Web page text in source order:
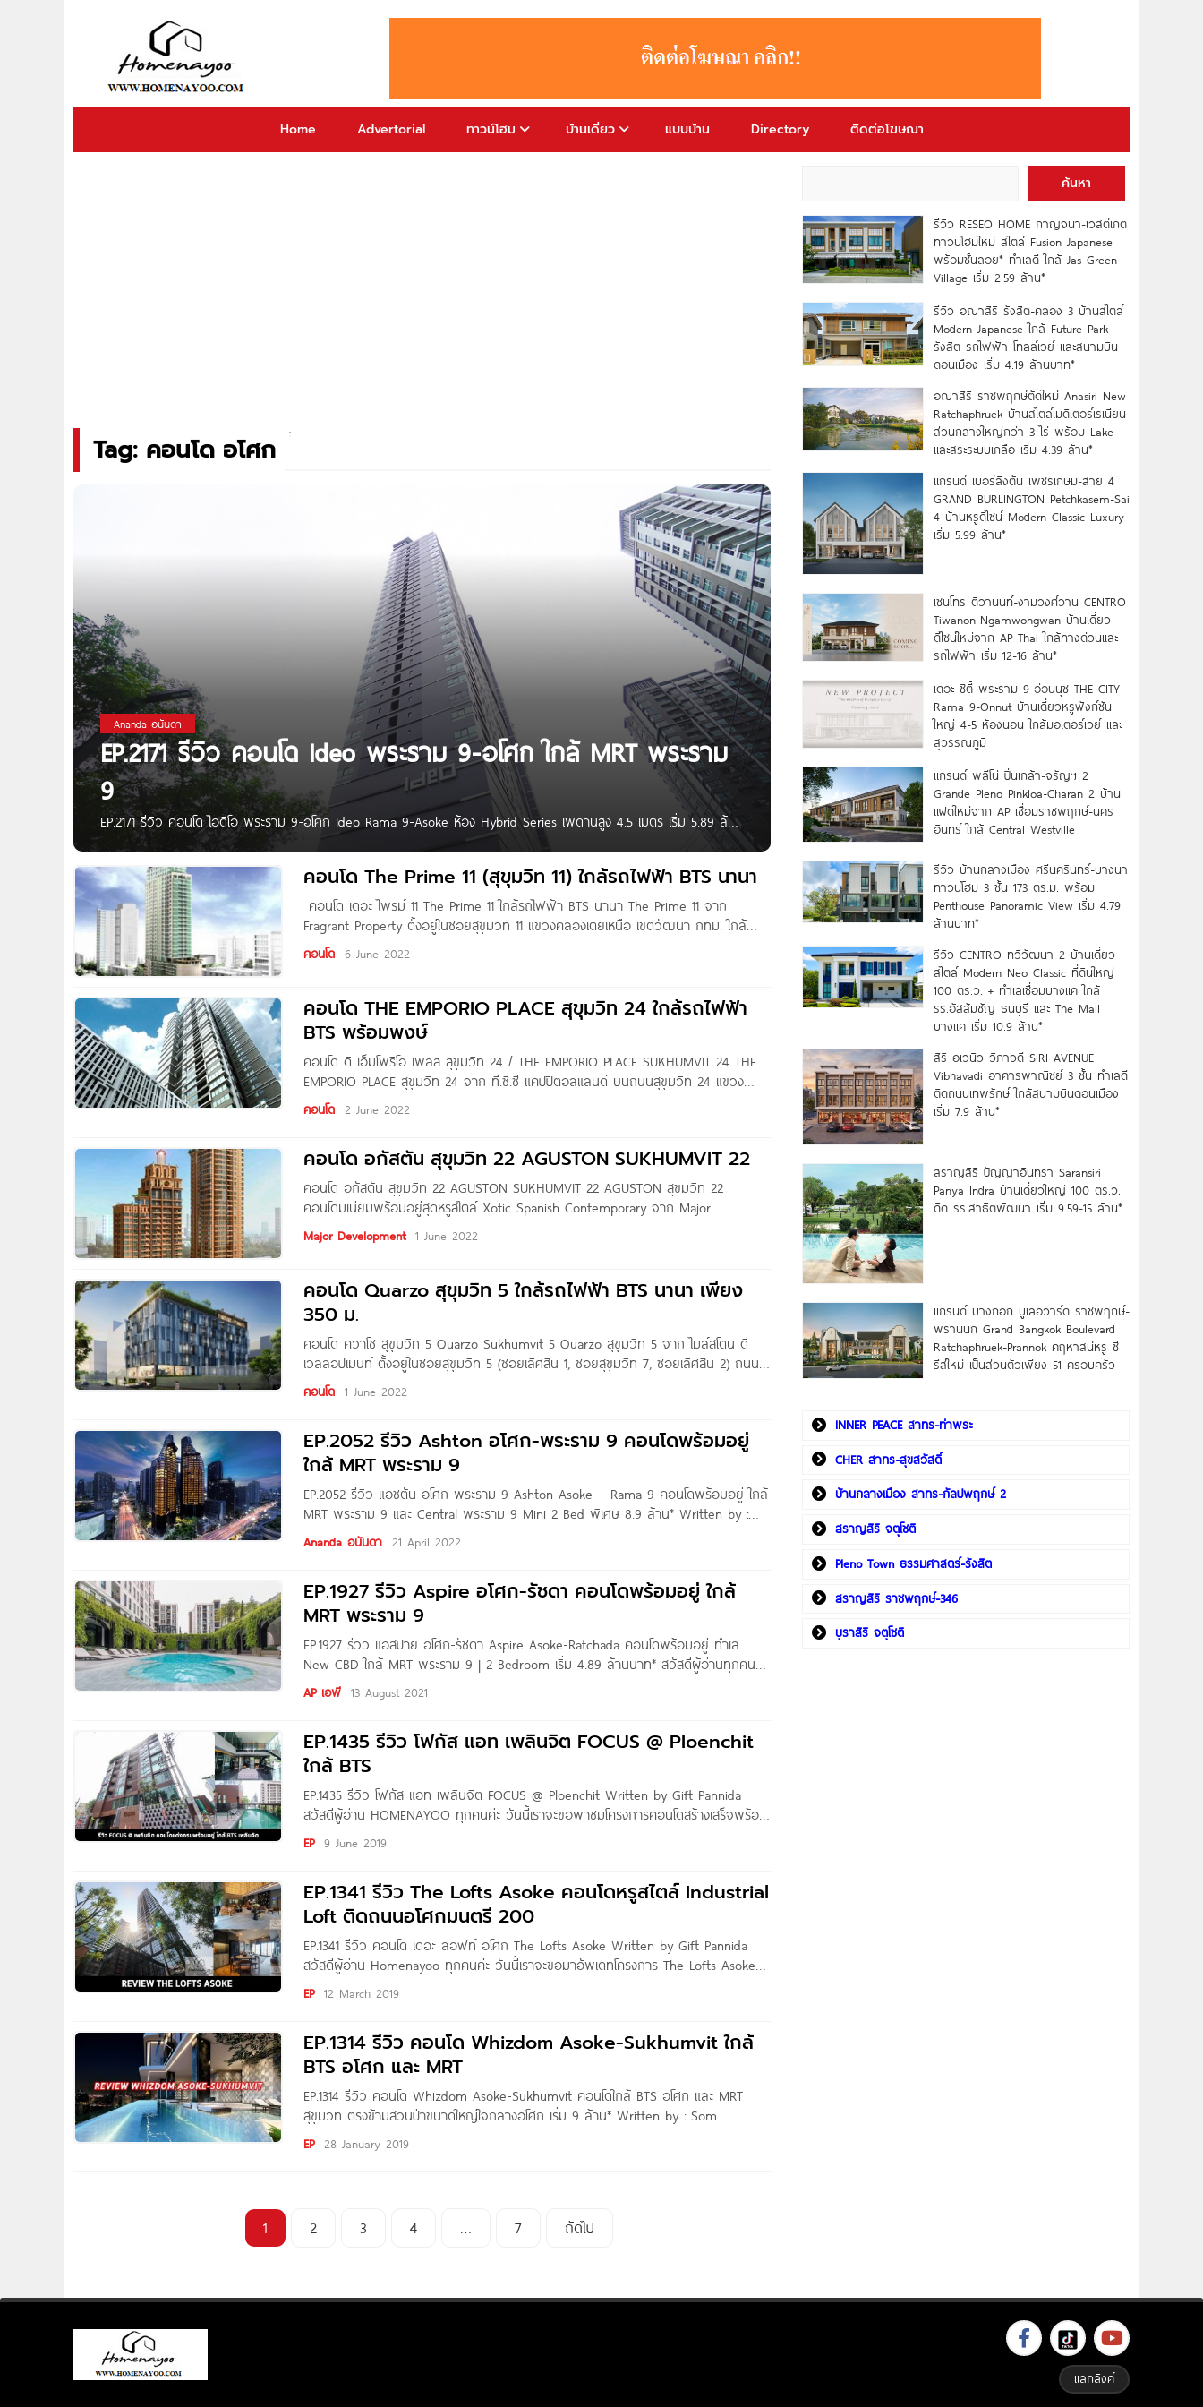
Home Advertorial ทาวน์โฮม บ้านเดี่ยว แบบบ้าน Directory ติดต่อโฆษณา
Tag: คอนโด อโศก
Ananda อนันดา
EP.2171 รีวิว คอนโด Ideo พระราม 9-อโศก ใกล้ MRT พระราม
9
EP.2171 รีวิว คอนโด ไอดีโอ พระราม 9-อโศก Ideo Rama 9-Asoke ห้อง Hybrid Series เพดานสูง 4.5 เมตร เริ่ม 5.89 ล้าน
บาท* Written by : Nin Yanin สวัสดีค่า วันนี้ทีมงาน Homenayoo พาคุณผู้อ่านทุกท่าน มาชมคอนโดสร้างเสร็จพร้อมอยู่
IDEO พระราม 9-อโศก
คอนโด The Prime 11 (สุขุมวิท 11) ใกล้รถไฟฟ้า BTS นานา
คอนโด เดอะ ไพรม์ 11 The Prime 11 ใกล้รถไฟฟ้า BTS นานา The Prime 11 จาก
Fragrant Property ตั้งอยู่ในซอยสุขุมวิท 11 แขวงคลองเตยเหนือ เขตวัฒนา กทม. ใกล้
รถไฟฟ้า BTS นานา ประมาณ 350 เมตร ใกล้ Terminal 21,
คอนโด 6 June 2022
คอนโด THE EMPORIO PLACE สุขุมวิท 24 ใกล้รถไฟฟ้า
BTS พร้อมพงษ์
คอนโด ดิ เอ็มโพริโอ เพลส สุขุมวิท 24 / THE EMPORIO PLACE SUKHUMVIT 24 THE
EMPORIO PLACE สุขุมวิท 24 จาก ที.ซี.ซี แคปปิตอลแลนด์ บนถนนสุขุมวิท 24 แขวง
คลองตัน เขตคลองเตย กทม. เดินทางสะดวกสบายใกล้ถนนสุขุมวิท, ถนนเพชรบุรี, ถนน
อโศกมนตรี และ ทางด่วนขั้นที่
คอนโด 2 June 2022
คอนโด อกัสตัน สุขุมวิท 22 AGUSTON SUKHUMVIT 22
คอนโด อกัสตัน สุขุมวิท 22 AGUSTON SUKHUMVIT 22 AGUSTON สุขุมวิท 22
คอนโดมิเนียมพร้อมอยู่สุดหรูสไตล์ Xotic Spanish Contemporary จาก Major
Development ตั้งอยู่ในซอยสุขุมวิท 22 ถนนสุขุมวิท เขตคลองเตย กทม. ใกล้แยกอโศก,
BTS อโศก และ MRT สุขุมวิท ใกล้ Terminal
Major Development 1 June 2022
คอนโด Quarzo สุขุมวิท 5 ใกล้รถไฟฟ้า BTS นานา เพียง
350 ม.
คอนโด ควาโซ สุขุมวิท 5 Quarzo Sukhumvit 5 Quarzo สุขุมวิท 5 จาก ไมล์สโตน ดี
เวลลอปเมนท์ ตั้งอยู่ในซอยสุขุมวิท 5 (ซอยเลิศสิน 1, ซอยสุขุมวิท 7, ซอยเลิศสิน 2) ถนน
สุขุมวิท แขวงคลองเตยเหนือ เขตวัฒนา กทม. ใกล้รถไฟฟ้า BTS นานา ใกล้ Terminal
คอนโด 1 June 2022
EP.2052 รีวิว Ashton อโศก-พระราม 9 คอนโดพร้อมอยู่
ใกล้ MRT พระราม 9
EP.2052 รีวิว แอชตัน อโศก-พระราม 9 Ashton Asoke – Rama 9 คอนโดพร้อมอยู่ ใกล้
MRT พระราม 9 และ Central พระราม 9 Mini 2 Bed พิเศษ 8.9 ล้าน* Written by :
Pure ThitapaPhoto
Ananda อนันดา 21 April 2022
EP.1927 รีวิว Aspire อโศก-รัชดา คอนโดพร้อมอยู่ ใกล้
MRT พระราม 9
EP.1927 รีวิว แอสปาย อโศก-รัชดา Aspire Asoke-Ratchada คอนโดพร้อมอยู่ ทำเล
New CBD ใกล้ MRT พระราม 9 | 2 Bedroom เริ่ม 4.89 ล้านบาท* สวัสดีผู้อ่านทุกคนค่ะ
วันนี้ทีมงาน Homenayoo จะพาไปชมคอนโดสร้างเสร็จพร้อมอยู่ย่านรัชดาฯ “โครงการ
Aspire อโศก-รัชดา“ จาก AP ตัวโครงการตั้งอยู่บนทำเล New
AP เอพี 13 August 2021
EP.1435 รีวิว โฟกัส แอท เพลินจิต FOCUS @ Ploenchit
ใกล้ BTS
EP.1435 รีวิว โฟกัส แอท เพลินจิต FOCUS @ Ploenchit Written by Gift Pannida
สวัสดีผู้อ่าน HOMENAYOO ทุกคนค่ะ วันนี้เราจะขอพาชมโครงการคอนโดสร้างเสร็จพร้อม
อยู่แถวๆเพลินจิตกันบ้าง กันโครงการ FOCUS @ Ploenchit จาก Focus Construction
& Development Plc. ที่ตั้งอยู่ในซอยสุขุมวิท 2 แขวงพระโขนงเหนือ เขตวัฒนา
EP 9 June 2019
EP.1341 รีวิว The Lofts Asoke คอนโดหรูสไตล์ Industrial
Loft ติดถนนอโศกมนตรี 200
EP.1341 รีวิว คอนโด เดอะ ลอฟท์ อโศก The Lofts Asoke Written by Gift Pannida
สวัสดีผู้อ่าน Homenayoo ทุกคนค่ะ วันนี้เราจะขอมาอัพเดทโครงการ The Lofts Asoke
จาก Raimon Land ที่เราเคยรีวิวกันไปเมื่อ 2 – 3 ปีที่แล้วนะคะ วันนี้โครงการสร้างเสร็จ
พร้อมอยู่แล้ว สวย
EP 12 March 2019
EP.1314 รีวิว คอนโด Whizdom Asoke-Sukhumvit ใกล้
BTS อโศก และ MRT
EP.1314 รีวิว คอนโด Whizdom Asoke-Sukhumvit คอนโดใกล้ BTS อโศก และ MRT
สุขุมวิท ตรงข้ามสวนป่าขนาดใหญ่ใจกลางอโศก เริ่ม 9 ล้าน* Written by : Som
Sawarose Khaisilp สวัสดีค่ะ ผู้อ่าน Homenayoo ทุกท่าน วันนี้เรามีรีวิวโครงการ
Whizdom Asoke – Sukhumvit
EP 28 January 2019
1 2 3 4 … 7 ถัดไป
ค้นหา
รีวิว RESEO HOME กาญจนา-เวสต์เกต
ทาวน์โฮมใหม่ สไตล์ Fusion Japanese
พร้อมชั้นลอย* ทำเลดี ใกล้ Jas Green
Village เริ่ม 2.59 ล้าน*
รีวิว อณาสิริ รังสิต-คลอง 3 บ้านสไตล์
Modern Japanese ใกล้ Future Park
รังสิต รถไฟฟ้า โทลล์เวย์ และสนามบิน
ดอนเมือง เริ่ม 4.19 ล้านบาท*
อณาสิริ ราชพฤกษ์ตัดใหม่ Anasiri New
Ratchaphruek บ้านสไตล์เมดิเตอร์เรเนียน
ส่วนกลางใหญ่กว่า 3 ไร่ พร้อม Lake
และสระระบบเกลือ เริ่ม 4.39 ล้าน*
แกรนด์ เบอร์ลิงตัน เพชรเกษม-สาย 4
GRAND BURLINGTON Petchkasem-Sai
4 บ้านหรูดีไซน์ Modern Classic Luxury
เริ่ม 5.99 ล้าน*
เซนโทร ติวานนท์-งามวงศ์วาน CENTRO
Tiwanon-Ngamwongwan บ้านเดี่ยว
ดีไซน์ใหม่จาก AP Thai ใกล้ทางด่วนและ
รถไฟฟ้า เริ่ม 12-16 ล้าน*
เดอะ ซิตี้ พระราม 9-อ่อนนุช THE CITY
Rama 9-Onnut บ้านเดี่ยวหรูฟังก์ชัน
ใหญ่ 4-5 ห้องนอน ใกล้มอเตอร์เวย์ และ
สุวรรณภูมิ
แกรนด์ พลีโน่ ปิ่นเกล้า-จรัญฯ 2
Grande Pleno Pinkloa-Charan 2 บ้าน
แฝดใหม่จาก AP เชื่อมราชพฤกษ์-นคร
อินทร์ ใกล้ Central Westville
รีวิว บ้านกลางเมือง ศรีนครินทร์-บางนา
ทาวน์โฮม 3 ชั้น 173 ตร.ม. พร้อม
Penthouse Panoramic View เริ่ม 4.79
ล้านบาท*
รีวิว CENTRO ทวีวัฒนา 2 บ้านเดี่ยว
สไตล์ Modern Neo Classic ที่ดินใหญ่
100 ตร.ว. + ทำเลเชื่อมบางแค ใกล้
รร.อัสสัมชัญ ธนบุรี และ The Mall
บางแค เริ่ม 10.9 ล้าน*
สิริ อเวนิว วิภาวดี SIRI AVENUE
Vibhavadi อาคารพาณิชย์ 3 ชั้น ทำเลดี
ติดถนนเทพรักษ์ ใกล้สนามบินดอนเมือง
เริ่ม 7.9 ล้าน*
สราญสิริ ปัญญาอินทรา Saransiri
Panya Indra บ้านเดี่ยวใหญ่ 100 ตร.ว.
ดิด รร.สาธิตพัฒนา เริ่ม 9.59-15 ล้าน*
แกรนด์ บางกอก บูเลอวาร์ด ราชพฤกษ์-
พรานนก Grand Bangkok Boulevard
Ratchaphruek-Prannok คฤหาสน์หรู ซี
รีส์ใหม่ เป็นส่วนตัวเพียง 51 ครอบครัว
INNER PEACE สาทร-ท่าพระ
CHER สาทร-สุขสวัสดิ์
บ้านกลางเมือง สาทร-กัลปพฤกษ์ 2
สราญสิริ จตุโชติ
Pleno Town ธรรมศาสตร์-รังสิต
สราญสิริ ราชพฤกษ์-346
บุราสิริ จตุโชติ
แลกลิงค์